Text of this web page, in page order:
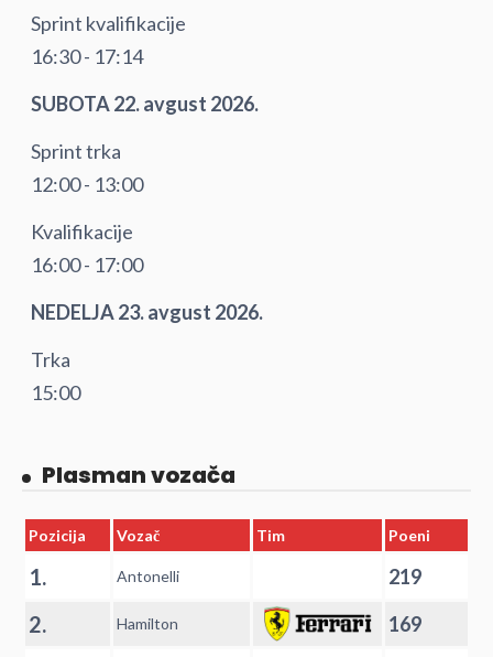
Sprint kvalifikacije
16:30 - 17:14
SUBOTA 22. avgust 2026.
Sprint trka
12:00 - 13:00
Kvalifikacije
16:00 - 17:00
NEDELJA 23. avgust 2026.
Trka
15:00
Plasman vozača
Pozicija Vozač Tim Poeni
1. Antonelli 219
2. Hamilton 169